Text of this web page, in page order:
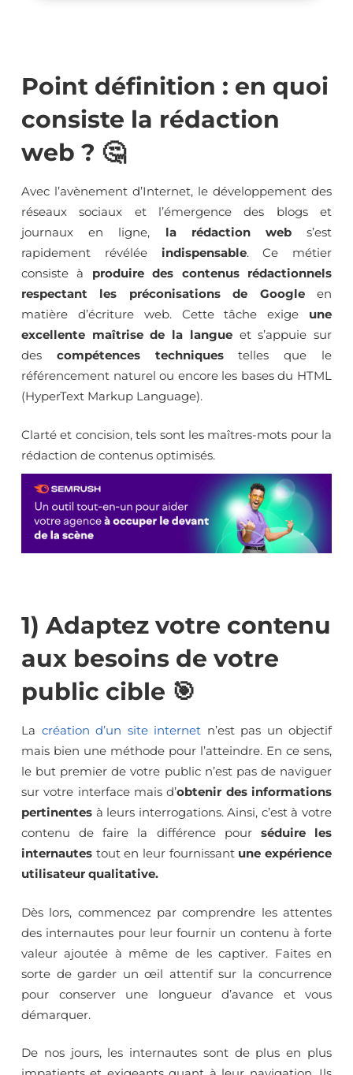
Point définition : en quoi
consiste la rédaction
web ? 🤔
Avec l’avènement d’Internet, le développement des
réseaux sociaux et l’émergence des blogs et
journaux en ligne, la rédaction webs’est
rapidement révélée indispensable. Ce métier
consiste à produire des contenus rédactionnels
respectant les préconisations de Googleen
matière d’écriture web. Cette tâche exige une
excellente maîtrise de la langueet s’appuie sur
des compétences techniquestelles que le
référencement naturel ou encore les bases du HTML
(HyperText Markup Language).
Clarté et concision, tels sont les maîtres-mots pour la
rédaction de contenus optimisés.
1) Adaptez votre contenu
aux besoins de votre
public cible 🎯
La création d’un site internet n’est pas un objectif
mais bien une méthode pour l’atteindre. En ce sens,
le but premier de votre public n’est pas de naviguer
sur votre interface mais d’obtenir des informations
pertinentes à leurs interrogations. Ainsi, c’est à votre
contenu de faire la différence pour séduire les
internautes tout en leur fournissant une expérience
utilisateur qualitative.
Dès lors, commencez par comprendre les attentes
des internautes pour leur fournir un contenu à forte
valeur ajoutée à même de les captiver. Faites en
sorte de garder un œil attentif sur la concurrence
pour conserver une longueur d’avance et vous
démarquer.
De nos jours, les internautes sont de plus en plus